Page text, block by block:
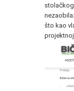
što kao